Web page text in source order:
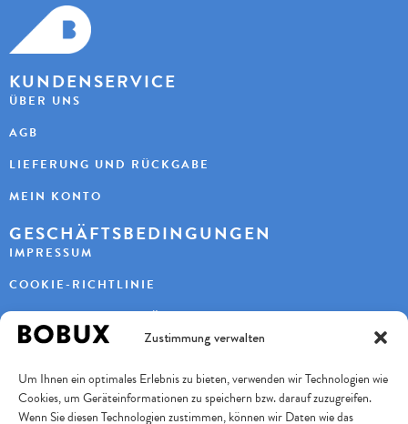
Zustimmung verwalten
Um Ihnen ein optimales Erlebnis zu bieten, verwenden wir Technologien wie
Cookies, um Geräteinformationen zu speichern bzw. darauf zuzugreifen.
Wenn Sie diesen Technologien zustimmen, können wir Daten wie das
KUNDENSERVICE
ÜBER UNS
AGB
LIEFERUNG UND RÜCKGABE
MEIN KONTO
GESCHÄFTSBEDINGUNGEN
IMPRESSUM
COOKIE-RICHTLINIE
DATENSCHUTZERKLÄRUNG
KAYBEE AG
TURBENWEG 9
3073 GÜMLIGEN